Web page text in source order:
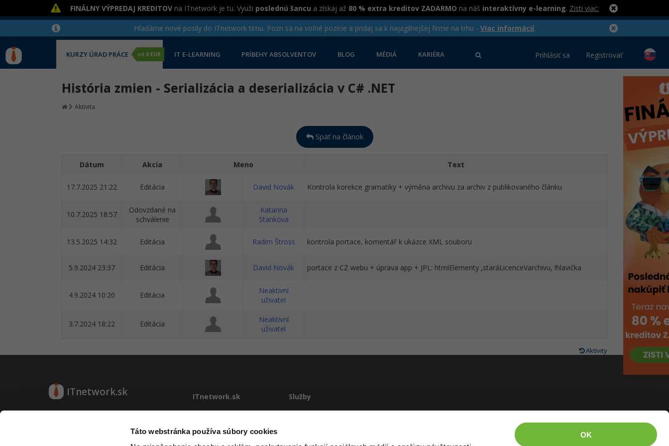
Táto webstránka používa súbory cookies
OK
FINÁLNY VÝPREDAJ KREDITOV na ITnetwork je tu. Využi poslednú šancu a získaj až 80 % extra kreditov ZADARMO na náš interaktívny e-learning. Zisti viac:
Hľadáme nové posily do ITnetwork tímu. Pozri sa na voľné pozície a pridaj sa k najagilnejšej firme na trhu - Viac informácií.
KURZY ÚRAD PRÁCE od 0 EUR IT E-LEARNING PRÍBEHY ABSOLVENTOV BLOG MÉDIÁ KARIÉRA Prihlásiť sa Registrovať
História zmien - Serializácia a deserializácia v C# .NET
Aktivita
Späť na článok
Dátum Akcia Meno Text
17.7.2025 21:22 Editácia David Novák Kontrola korekce gramatiky + výměna archivu za archiv z publikovaného článku
10.7.2025 18:57
Odovzdané na
schválenie
Katarina
Stankova
13.5.2025 14:32 Editácia Radim Štross kontrola portace, komentář k ukázce XML souboru
5.9.2024 23:37 Editácia David Novák portace z CZ webu + úprava app + JPL: htmlElementy ,staráLicenceVarchivu, !hlavička
4.9.2024 10:20 Editácia
Neaktivní
uživatel
3.7.2024 18:22 Editácia
Neaktivní
uživatel
Aktivity
ITnetwork.sk
Učíme národ IT
ITnetwork.sk
Reklama
Vývoj systému
Služby
Školenia